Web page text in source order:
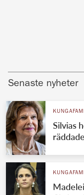
Senaste nyheter
Silvias